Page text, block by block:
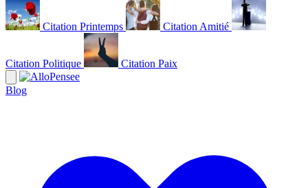
Citation Printemps Citation Amitié
Citation Politique Citation Paix
Blog